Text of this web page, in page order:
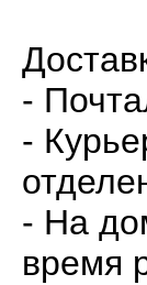
-
-
- На
время